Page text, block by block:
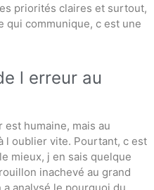
priorités claires et surtout,
qui communique, c est une
l erreur au
humaine, mais au
l oublier vite. Pourtant, c est
mieux, j en sais quelque
inachevé au grand